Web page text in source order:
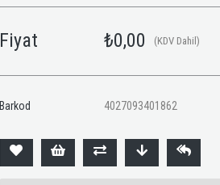
Fiyat ₺0,00 (KDV Dahil)
Barkod 4027093401862